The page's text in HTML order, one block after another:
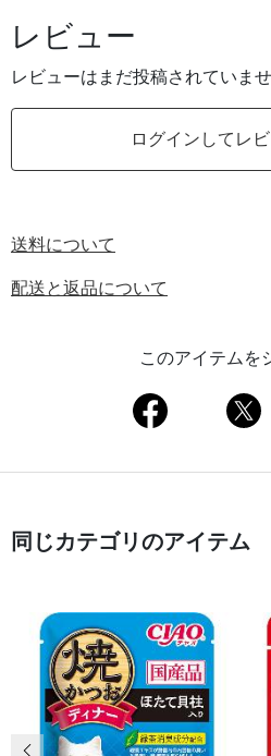
レビュー
レビューはまだ投稿されていま
ログインしてレ
送料について
配送と返品について
このアイテムを
同じカテゴリのアイテム
前の画像